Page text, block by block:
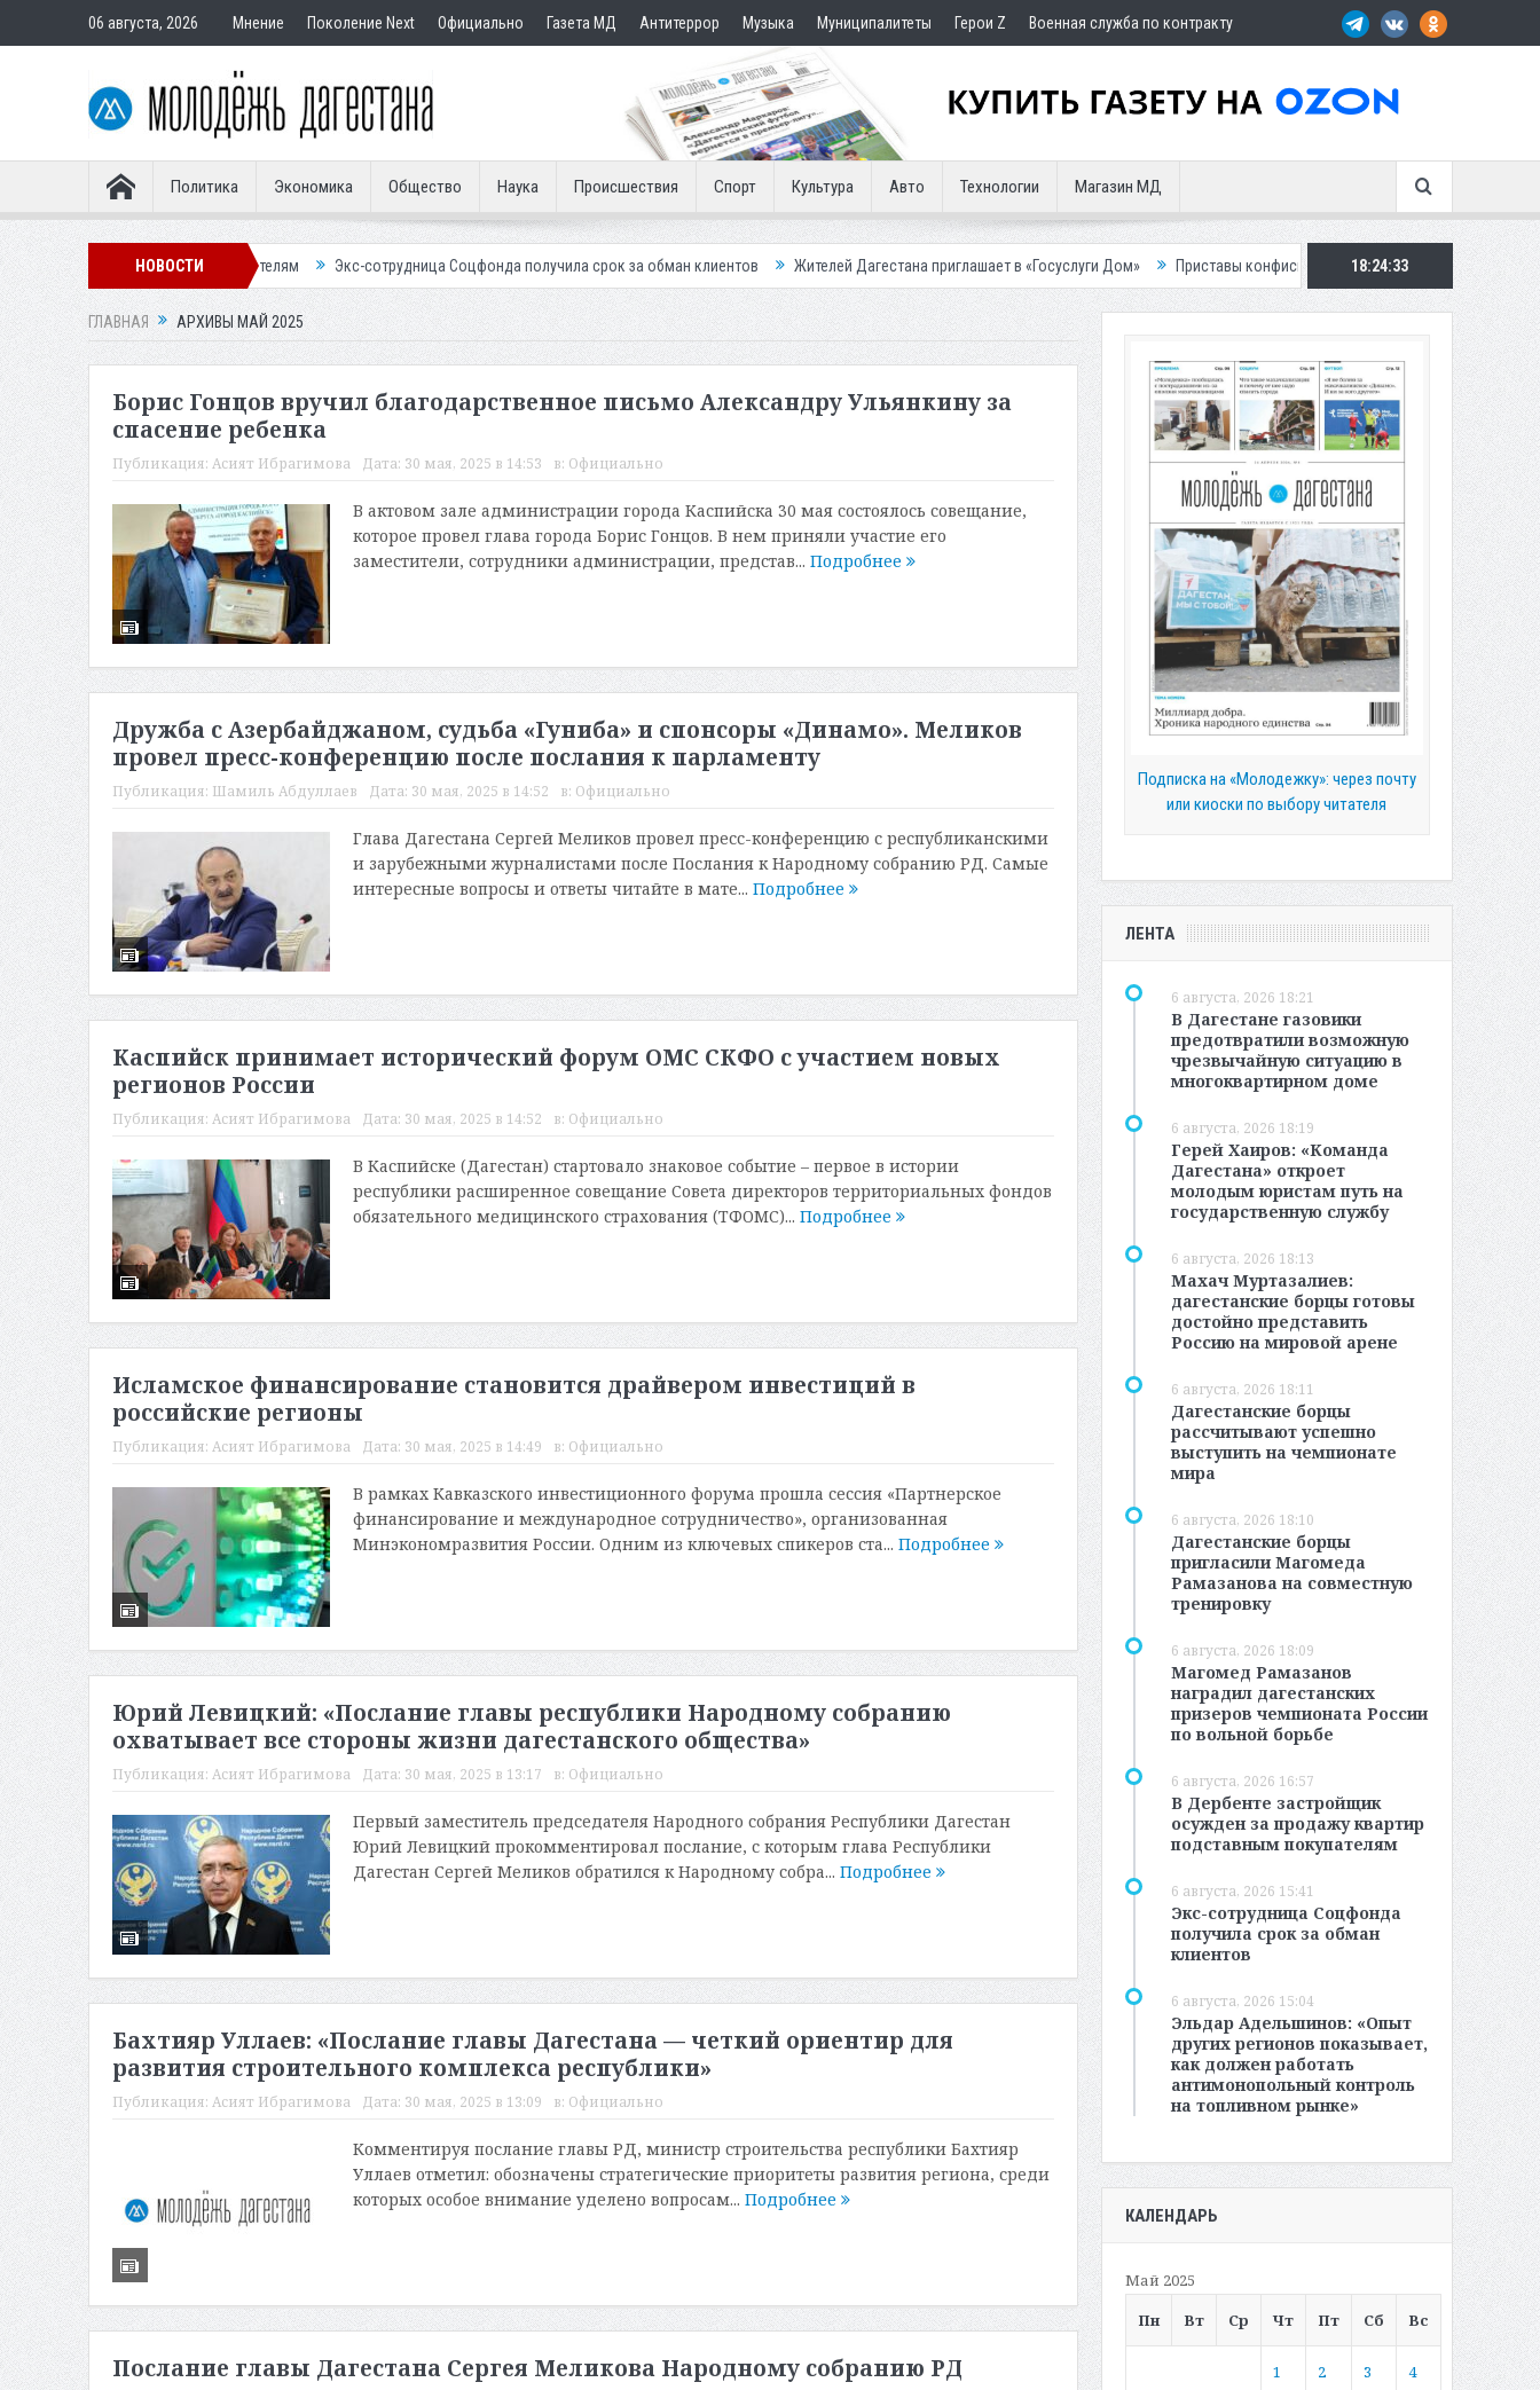
06 августа, 2026 Мнение Поколение Next Официально Газета МД Антитеррор Музыка Муниципалитеты Герои Z Военная служба по контракту
Политика Экономика Общество Наука Происшествия Спорт Культура Авто Технологии Магазин МД
НОВОСТИ
подставным покупателям Экс-сотрудница Соцфонда получила срок за обман клиентов Жителей Дагестана приглашает в «Госуслуги Дом» Приставы конфисковали двух бурых медведей у жителя Дагестана
18:24:34
ГЛАВНАЯ АРХИВЫ МАЙ 2025
Борис Гонцов вручил благодарственное письмо Александру Ульянкину за
спасение ребенка
Публикация: Асият Ибрагимова Дата: 30 мая, 2025 в 14:53 в: Официально
В актовом зале администрации города Каспийска 30 мая состоялось совещание,
которое провел глава города Борис Гонцов. В нем приняли участие его
заместители, сотрудники администрации, представ... Подробнее
Дружба с Азербайджаном, судьба «Гуниба» и спонсоры «Динамо». Меликов
провел пресс-конференцию после послания к парламенту
Публикация: Шамиль Абдуллаев Дата: 30 мая, 2025 в 14:52 в: Официально
Глава Дагестана Сергей Меликов провел пресс-конференцию с республиканскими
и зарубежными журналистами после Послания к Народному собранию РД. Самые
интересные вопросы и ответы читайте в мате... Подробнее
Каспийск принимает исторический форум ОМС СКФО с участием новых
регионов России
Публикация: Асият Ибрагимова Дата: 30 мая, 2025 в 14:52 в: Официально
В Каспийске (Дагестан) стартовало знаковое событие – первое в истории
республики расширенное совещание Совета директоров территориальных фондов
обязательного медицинского страхования (ТФОМС)... Подробнее
Исламское финансирование становится драйвером инвестиций в
российские регионы
Публикация: Асият Ибрагимова Дата: 30 мая, 2025 в 14:49 в: Официально
В рамках Кавказского инвестиционного форума прошла сессия «Партнерское
финансирование и международное сотрудничество», организованная
Минэкономразвития России. Одним из ключевых спикеров ста... Подробнее
Юрий Левицкий: «Послание главы республики Народному собранию
охватывает все стороны жизни дагестанского общества»
Публикация: Асият Ибрагимова Дата: 30 мая, 2025 в 13:17 в: Официально
Первый заместитель председателя Народного собрания Республики Дагестан
Юрий Левицкий прокомментировал послание, с которым глава Республики
Дагестан Сергей Меликов обратился к Народному собра... Подробнее
Бахтияр Уллаев: «Послание главы Дагестана — четкий ориентир для
развития строительного комплекса республики»
Публикация: Асият Ибрагимова Дата: 30 мая, 2025 в 13:09 в: Официально
Комментируя послание главы РД, министр строительства республики Бахтияр
Уллаев отметил: обозначены стратегические приоритеты развития региона, среди
которых особое внимание уделено вопросам... Подробнее
Послание главы Дагестана Сергея Меликова Народному собранию РД
Подписка на «Молодежку»: через почту
или киоски по выбору читателя
ЛЕНТА
6 августа, 2026 18:21
В Дагестане газовики
предотвратили возможную
чрезвычайную ситуацию в
многоквартирном доме
6 августа, 2026 18:19
Герей Хаиров: «Команда
Дагестана» откроет
молодым юристам путь на
государственную службу
6 августа, 2026 18:13
Махач Муртазалиев:
дагестанские борцы готовы
достойно представить
Россию на мировой арене
6 августа, 2026 18:11
Дагестанские борцы
рассчитывают успешно
выступить на чемпионате
мира
6 августа, 2026 18:10
Дагестанские борцы
пригласили Магомеда
Рамазанова на совместную
тренировку
6 августа, 2026 18:09
Магомед Рамазанов
наградил дагестанских
призеров чемпионата России
по вольной борьбе
6 августа, 2026 16:57
В Дербенте застройщик
осужден за продажу квартир
подставным покупателям
6 августа, 2026 15:41
Экс-сотрудница Соцфонда
получила срок за обман
клиентов
6 августа, 2026 15:04
Эльдар Адельшинов: «Опыт
других регионов показывает,
как должен работать
антимонопольный контроль
на топливном рынке»
КАЛЕНДАРЬ
Май 2025
Пн
Вт Ср Чт Пт Сб Вс
1 2 3 4